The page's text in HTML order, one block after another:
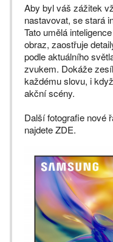
Aby byl váš zážitek
nastavovat, se stará
Tato umělá
obraz, zaostřuje
podle aktuálního
zvukem. Dokáže
každému slovu, i
akční scény.
Další fotografie nové
najdete ZDE.